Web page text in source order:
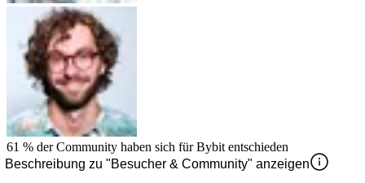
61 % der Community haben sich fürBybit entschieden
Beschreibung zu "Besucher & Community" anzeigen